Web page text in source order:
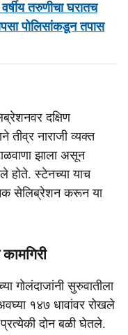
तरुणीचा घरातच
पोलिसांकडून तपास
दक्षिण
नाराजी व्यक्त
झाला असून
होते. स्टेनच्या याच
सेलिब्रेशन करून या
गोलंदाजांनी सुरुवातीला
१४७ धावांवर रोखले
दोन बळी घेतले.